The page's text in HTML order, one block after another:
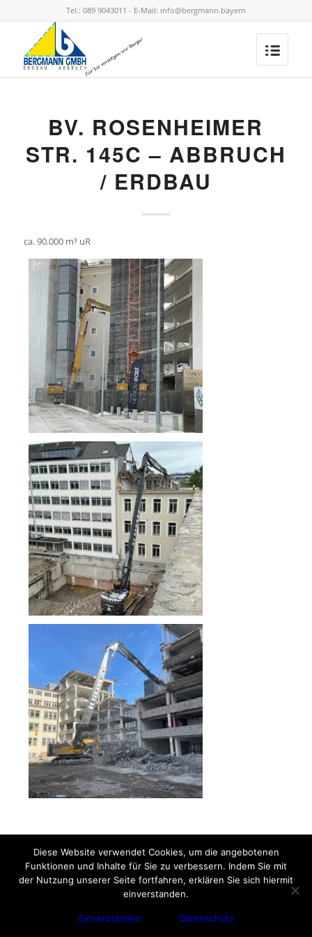
Tel.: 089 9043011 - E-Mail: info@bergmann.bayern
BV. ROSENHEIMER
STR. 145C – ABBRUCH
/ ERDBAU
ca. 90.000 m³ uR
Diese Website verwendet Cookies, um die angebotenen
Funktionen und Inhalte für Sie zu verbessern. Indem Sie mit
der Nutzung unserer Seite fortfahren, erklären Sie sich hiermit
einverstanden.
Einverstanden Datenschutz